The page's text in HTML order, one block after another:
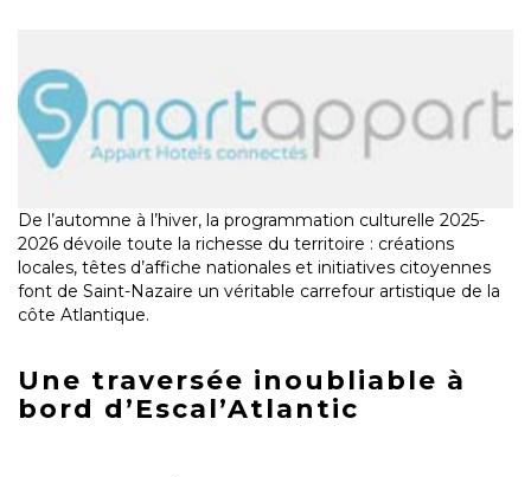
De l’automne à l’hiver, la programmation culturelle 2025-
2026 dévoile toute la richesse du territoire : créations
locales, têtes d’affiche nationales et initiatives citoyennes
font de Saint-Nazaire un véritable carrefour artistique de la
côte Atlantique.
Une traversée inoubliable à
bord d’Escal’Atlantic